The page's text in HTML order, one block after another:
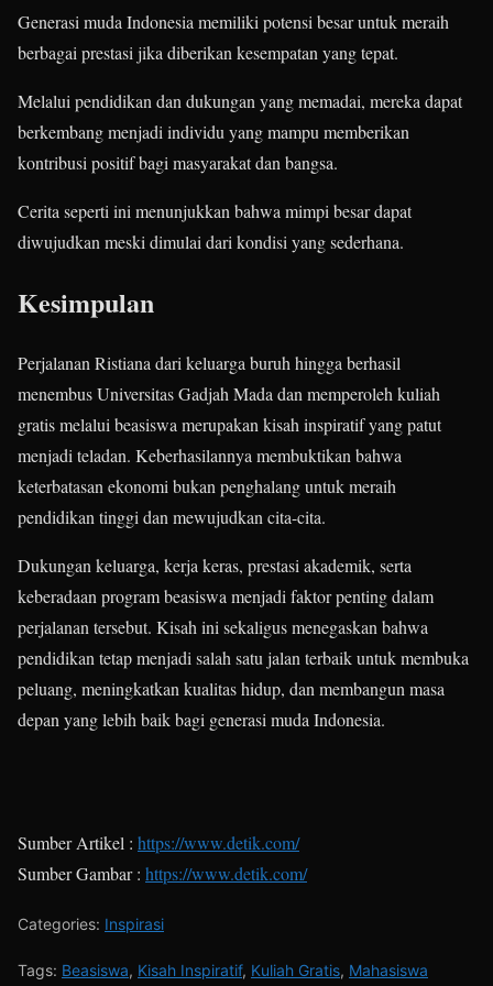
Generasi muda Indonesia memiliki potensi besar untuk meraih
berbagai prestasi jika diberikan kesempatan yang tepat.
Melalui pendidikan dan dukungan yang memadai, mereka dapat
berkembang menjadi individu yang mampu memberikan
kontribusi positif bagi masyarakat dan bangsa.
Cerita seperti ini menunjukkan bahwa mimpi besar dapat
diwujudkan meski dimulai dari kondisi yang sederhana.
Kesimpulan
Perjalanan Ristiana dari keluarga buruh hingga berhasil
menembus Universitas Gadjah Mada dan memperoleh kuliah
gratis melalui beasiswa merupakan kisah inspiratif yang patut
menjadi teladan. Keberhasilannya membuktikan bahwa
keterbatasan ekonomi bukan penghalang untuk meraih
pendidikan tinggi dan mewujudkan cita-cita.
Dukungan keluarga, kerja keras, prestasi akademik, serta
keberadaan program beasiswa menjadi faktor penting dalam
perjalanan tersebut. Kisah ini sekaligus menegaskan bahwa
pendidikan tetap menjadi salah satu jalan terbaik untuk membuka
peluang, meningkatkan kualitas hidup, dan membangun masa
depan yang lebih baik bagi generasi muda Indonesia.
Sumber Artikel : https://www.detik.com/
Sumber Gambar : https://www.detik.com/
Categories: Inspirasi
Tags: Beasiswa, Kisah Inspiratif, Kuliah Gratis, Mahasiswa